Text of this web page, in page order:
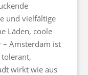
und vielfältige
Läden, coole
– Amsterdam ist
tolerant,
wirkt wie aus